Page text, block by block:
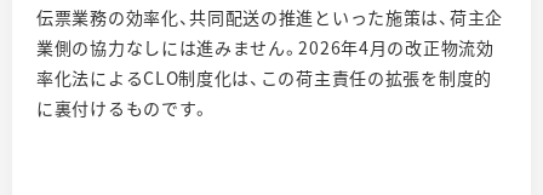
伝票業務の効率化、共同配送の推進といった施策は、荷主企
業側の協力なしには進みません。2026年4月の改正物流効
率化法によるCLO制度化は、この荷主責任の拡張を制度的
に裏付けるものです。